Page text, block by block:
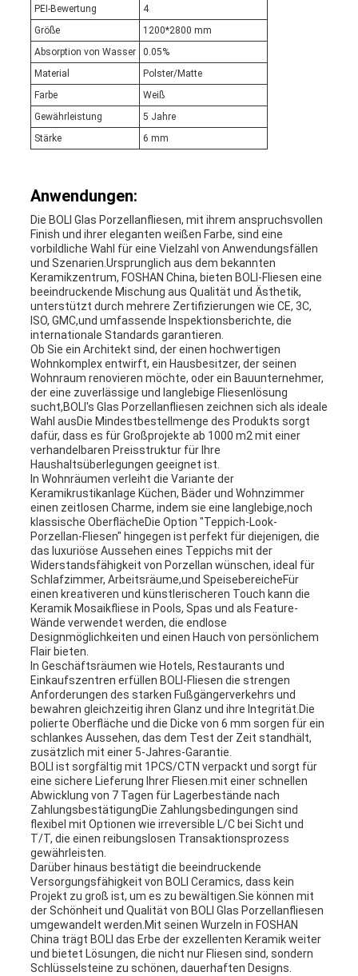
PEI-Bewertung
4
Größe
1200*2800 mm
Absorption von Wasser
0.05%
Material
Polster/Matte
Farbe
Weiß
Gewährleistung
5 Jahre
Stärke
6 mm
Anwendungen:
Die BOLI Glas Porzellanfliesen, mit ihrem anspruchsvollen
Finish und ihrer eleganten weißen Farbe, sind eine
vorbildliche Wahl für eine Vielzahl von Anwendungsfällen
und Szenarien.Ursprunglich aus dem bekannten
Keramikzentrum, FOSHAN China, bieten BOLI-Fliesen eine
beeindruckende Mischung aus Qualität und Ästhetik,
unterstützt durch mehrere Zertifizierungen wie CE, 3C,
ISO, GMC,und umfassende Inspektionsberichte, die
internationale Standards garantieren.
Ob Sie ein Architekt sind, der einen hochwertigen
Wohnkomplex entwirft, ein Hausbesitzer, der seinen
Wohnraum renovieren möchte, oder ein Bauunternehmer,
der eine zuverlässige und langlebige Fliesenlösung
sucht,BOLI's Glas Porzellanfliesen zeichnen sich als ideale
Wahl ausDie Mindestbestellmenge des Produkts sorgt
dafür, dass es für Großprojekte ab 1000 m2 mit einer
verhandelbaren Preisstruktur für Ihre
Haushaltsüberlegungen geeignet ist.
In Wohnräumen verleiht die Variante der
Keramikrustikanlage Küchen, Bäder und Wohnzimmer
einen zeitlosen Charme, indem sie eine langlebige,noch
klassische OberflächeDie Option "Teppich-Look-
Porzellan-Fliesen" hingegen ist perfekt für diejenigen, die
das luxuriöse Aussehen eines Teppichs mit der
Widerstandsfähigkeit von Porzellan wünschen, ideal für
Schlafzimmer, Arbeitsräume,und SpeisebereicheFür
einen kreativeren und künstlerischeren Touch kann die
Keramik Mosaikfliese in Pools, Spas und als Feature-
Wände verwendet werden, die endlose
Designmöglichkeiten und einen Hauch von persönlichem
Flair bieten.
In Geschäftsräumen wie Hotels, Restaurants und
Einkaufszentren erfüllen BOLI-Fliesen die strengen
Anforderungen des starken Fußgängerverkehrs und
bewahren gleichzeitig ihren Glanz und ihre Integrität.Die
polierte Oberfläche und die Dicke von 6 mm sorgen für ein
schlankes Aussehen, das dem Test der Zeit standhält,
zusätzlich mit einer 5-Jahres-Garantie.
BOLI ist sorgfältig mit 1PCS/CTN verpackt und sorgt für
eine sichere Lieferung Ihrer Fliesen.mit einer schnellen
Abwicklung von 7 Tagen für Lagerbestände nach
ZahlungsbestätigungDie Zahlungsbedingungen sind
flexibel mit Optionen wie irreversible L/C bei Sicht und
T/T, die einen reibungslosen Transaktionsprozess
gewährleisten.
Darüber hinaus bestätigt die beeindruckende
Versorgungsfähigkeit von BOLI Ceramics, dass kein
Projekt zu groß ist, um es zu bewältigen.Sie können mit
der Schönheit und Qualität von BOLI Glas Porzellanfliesen
umgewandelt werden.Mit seinen Wurzeln in FOSHAN
China trägt BOLI das Erbe der exzellenten Keramik weiter
und bietet Lösungen, die nicht nur Fliesen sind, sondern
Schlüsselsteine zu schönen, dauerhaften Designs.